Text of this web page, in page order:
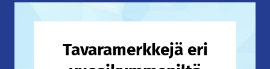
Tavaramerkkejä eri